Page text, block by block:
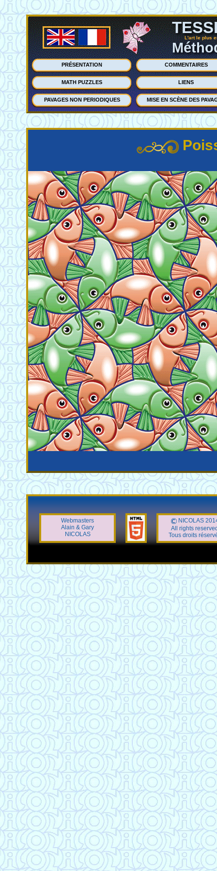
L'art le plus
PRÉSENTATION COMMENTAIRES
MATH PUZZLES LIENS
PAVAGES NON PERIODIQUES MISE EN SCÈNE DES
é
Webmasters
Alain & Gary
NICOLAS
NICOLAS
All rights
Tous droits